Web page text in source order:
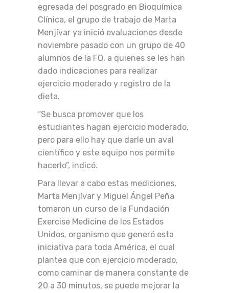
egresada del posgrado en Bioquímica
Clínica, el grupo de trabajo de Marta
Menjívar ya inició evaluaciones desde
noviembre pasado con un grupo de 40
alumnos de la FQ, a quienes se les han
dado indicaciones para realizar
ejercicio moderado y registro de la
dieta.
“Se busca promover que los
estudiantes hagan ejercicio moderado,
pero para ello hay que darle un aval
científico y este equipo nos permite
hacerlo”, indicó.
Para llevar a cabo estas mediciones,
Marta Menjívar y Miguel Ángel Peña
tomaron un curso de la Fundación
Exercise Medicine de los Estados
Unidos, organismo que generó esta
iniciativa para toda América, el cual
plantea que con ejercicio moderado,
como caminar de manera constante de
20 a 30 minutos, se puede mejorar la